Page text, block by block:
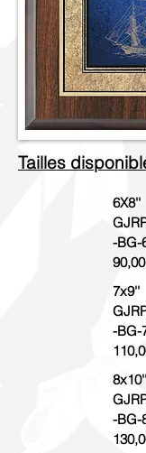
Tailles
6X8''
-BG-
7x9''
-BG-
8x10''
-BG-